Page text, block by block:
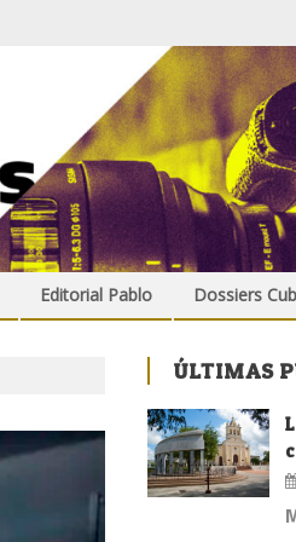
Editorial Pablo Dossiers
ÚLTIMAS